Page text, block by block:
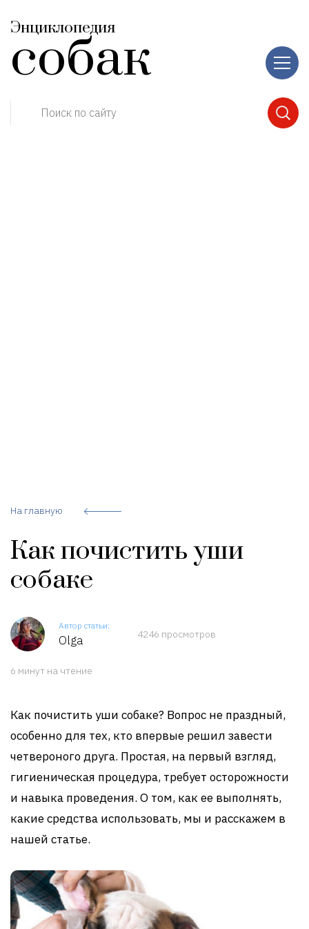
Энциклопедия
собак
Поиск по сайту
На главную
Как почистить уши
собаке
Автор статьи:
Olga 4246 просмотров
6 минут на чтение
Как почистить уши собаке? Вопрос не праздный,
особенно для тех, кто впервые решил завести
четвероного друга. Простая, на первый взгляд,
гигиеническая процедура, требует осторожности
и навыка проведения. О том, как ее выполнять,
какие средства использовать, мы и расскажем в
нашей статье.